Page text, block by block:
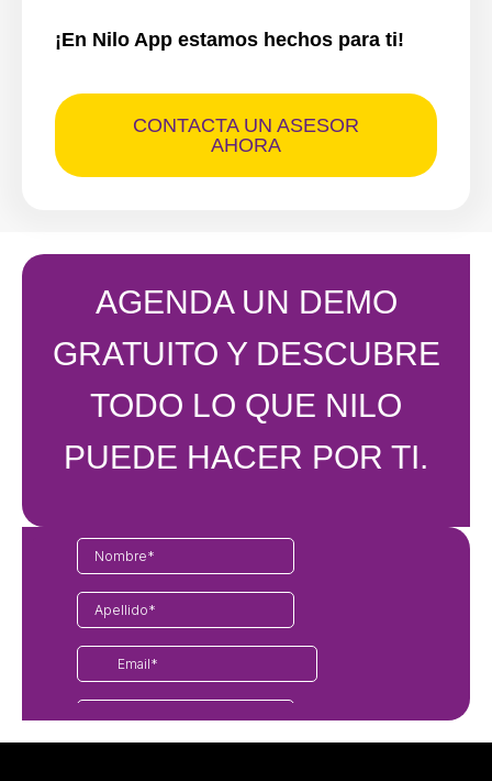
¡En Nilo App estamos hechos para ti!
CONTACTA UN ASESOR
AHORA
AGENDA UN DEMO
GRATUITO Y DESCUBRE
TODO LO QUE NILO
PUEDE HACER POR TI.